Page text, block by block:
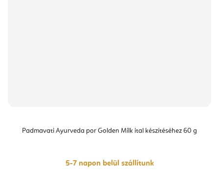
Padmavati Ayurveda por Golden Milk ital készítéséhez 60 g
5-7 napon belül szállítunk